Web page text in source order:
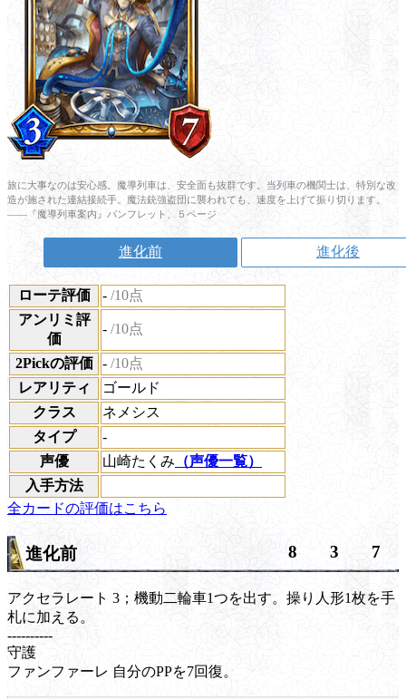
旅に大事なのは安心感。魔導列車は、安全面も抜群です。当列車の機関士は、特別な改
造が施された連結接続手。魔法銃強盗団に襲われても、速度を上げて振り切ります。
――『魔導列車案内』パンフレット、５ページ
進化前 進化後
ローテ評価 - /10点
アンリミ評
価
- /10点
2Pickの評価 - /10点
レアリティ
ゴールド
クラス
ネメシス
タイプ
-
声優
山崎たくみ （声優一覧）
入手方法
全カードの評価はこちら
進化前 8 3 7
アクセラレート 3；機動二輪車1つを出す。操り人形1枚を手
札に加える。
----------
守護
ファンファーレ 自分のPPを7回復。